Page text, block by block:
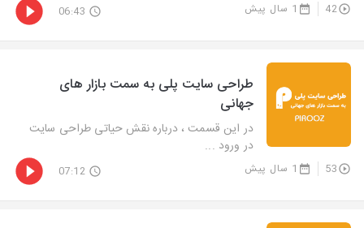
42 1 سال پیش 06:43
طراحی سایت پلی به سمت بازار های
جهانی
در این قسمت ، درباره نقش حیاتی طراحی سایت
در ورود ...
53 1 سال پیش 07:12